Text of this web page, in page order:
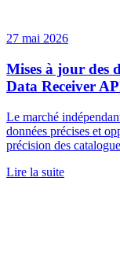
27 mai 2026
Mises à jour des
Data Receiver
Le marché
données précises et
précision des
Lire la suite